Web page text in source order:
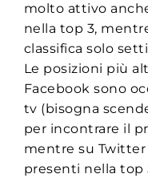
molto attivo
nella top 3,
classifica solo
Le posizioni più
Facebook sono
tv (bisogna
per incontrare il
mentre su
presenti nella